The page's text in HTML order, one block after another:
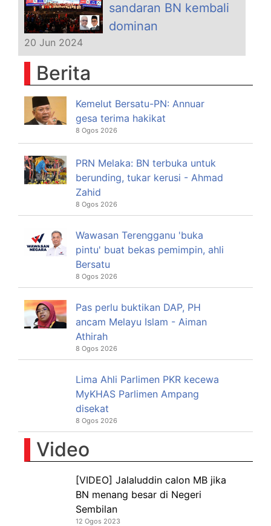
sandaran BN kembali
dominan
20 Jun 2024
Berita
Kemelut Bersatu-PN: Annuar
gesa terima hakikat
8 Ogos 2026
PRN Melaka: BN terbuka untuk
berunding, tukar kerusi - Ahmad
Zahid
8 Ogos 2026
Wawasan Terengganu 'buka
pintu' buat bekas pemimpin, ahli
Bersatu
8 Ogos 2026
Pas perlu buktikan DAP, PH
ancam Melayu Islam - Aiman
Athirah
8 Ogos 2026
Lima Ahli Parlimen PKR kecewa
MyKHAS Parlimen Ampang
disekat
8 Ogos 2026
Video
[VIDEO] Jalaluddin calon MB jika
BN menang besar di Negeri
Sembilan
12 Ogos 2023